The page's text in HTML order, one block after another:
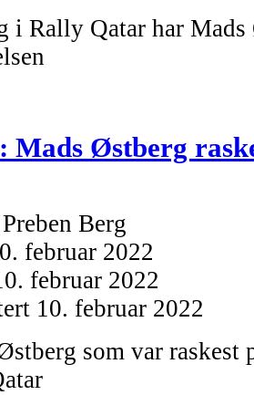
i Rally Qatar har
Østberg
Preben Berg
februar 2022
februar 2022
10. februar 2022
som var raskest